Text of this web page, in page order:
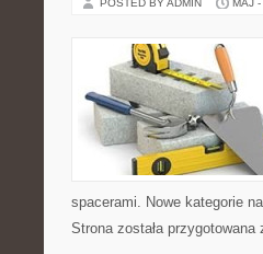
POSTED BY ADMIN MAJ
spacerami. Nowe kategorie
Strona została